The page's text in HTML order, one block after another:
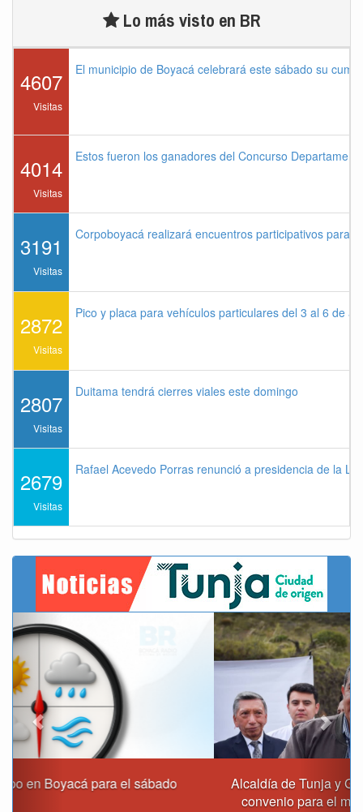
Lo más visto en BR
4607
Visitas
El municipio de Boyacá celebrará este sábado su
4014
Visitas
Estos fueron los ganadores del Concurso
3191
Visitas
Corpoboyacá realizará encuentros participativos para
2872
Visitas
Pico y placa para vehículos particulares del 3 al 6 de
2807
Visitas
Duitama tendrá cierres viales este domingo
2679
Visitas
Rafael Acevedo Porras renunció a presidencia de la
Alcaldía de Tunja y Gobernación de Boyacá firmaron
convenio para el mantenimiento de vía Moniquirá
Previous Next